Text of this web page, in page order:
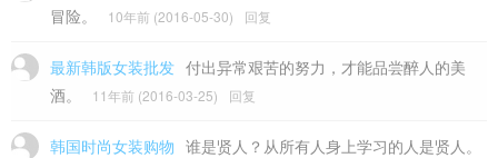
冒险。
10年前 (2016-05-30) 回复
最新韩版女装批发 付出异常艰苦的努力，才能品尝醉人的美
酒。
11年前 (2016-03-25) 回复
韩国时尚女装购物 谁是贤人？从所有人身上学习的人是贤人。